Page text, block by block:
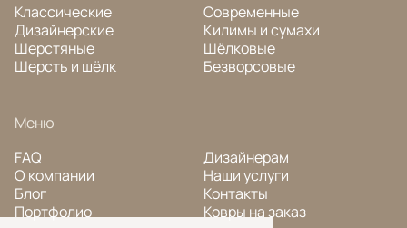
Классические
Дизайнерские
Шерстяные
Шерсть и шёлк
Современные
Килимы и сумахи
Шёлковые
Безворсовые
Меню
FAQ
О компании
Блог
Портфолио
Дизайнерам
Наши услуги
Контакты
Ковры на заказ